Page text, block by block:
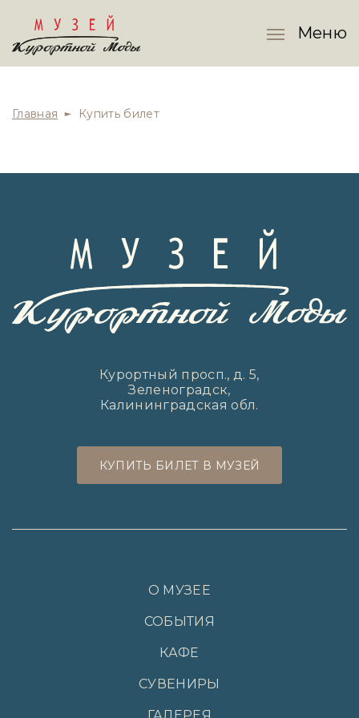
Меню
Главная Купить билет
Курортный просп., д. 5,
Зеленоградск,
Калининградская обл.
КУПИТЬ БИЛЕТ В МУЗЕЙ
О МУЗЕЕ
СОБЫТИЯ
КАФЕ
СУВЕНИРЫ